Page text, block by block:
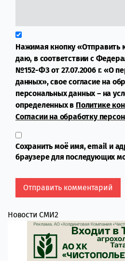
Нажимая кнопку «Отправить
даю, в соответствии с
№152-ФЗ от 27.07.2006 г. «О
данных», свое согласие на
персональных данных – на
определенных в Политике
Согласии на обработку
Сохранить моё имя, email и
браузере для последующих
Новости СМИ2